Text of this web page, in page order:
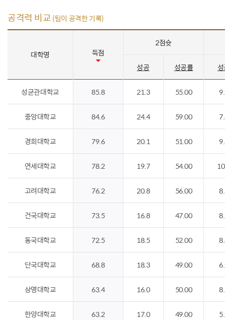
공격력 비교(팀이 공격한 기록)
대학명 득점
2점슛
성공 성공률
성균관대학교 85.8 21.3 55.00
중앙대학교 84.6 24.4 59.00
경희대학교 79.6 20.1 51.00
연세대학교 78.2 19.7 54.00
고려대학교 76.2 20.8 56.00
건국대학교 73.5 16.8 47.00
동국대학교 72.5 18.5 52.00
단국대학교 68.8 18.3 49.00
상명대학교 63.4 16.0 50.00
한양대학교 63.2 17.0 49.00